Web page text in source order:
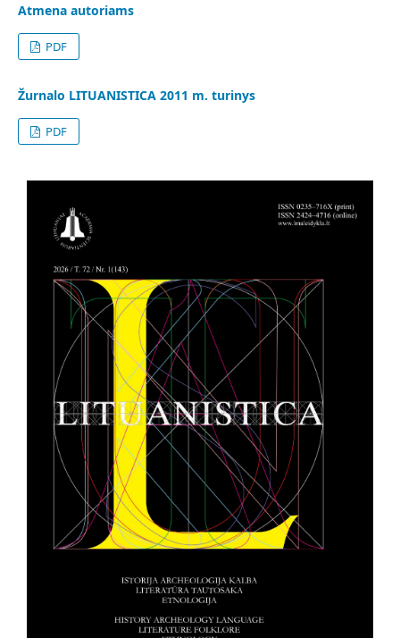
Atmena autoriams
PDF
Žurnalo LITUANISTICA 2011 m. turinys
PDF